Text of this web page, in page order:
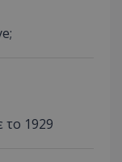
το 1929